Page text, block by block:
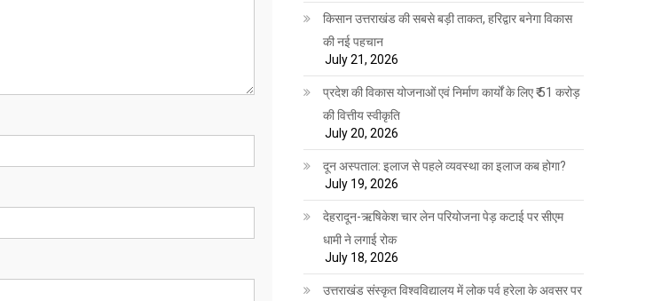
किसान उत्तराखंड की सबसे बड़ी ताकत, हरिद्वार बनेगा विकास
की नई पहचान
July 21, 2026
प्रदेश की विकास योजनाओं एवं निर्माण कार्यों के लिए ₹ 51 करोड़
की वित्तीय स्वीकृति
July 20, 2026
दून अस्पताल: इलाज से पहले व्यवस्था का इलाज कब होगा?
July 19, 2026
देहरादून-ऋषिकेश चार लेन परियोजना पेड़ कटाई पर सीएम
धामी ने लगाई रोक
July 18, 2026
उत्तराखंड संस्कृत विश्वविद्यालय में लोक पर्व हरेला के अवसर पर